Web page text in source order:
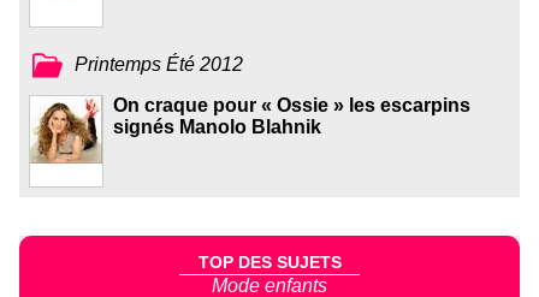
Printemps Été 2012
On craque pour « Ossie » les escarpins
signés Manolo Blahnik
TOP DES SUJETS
Mode enfants